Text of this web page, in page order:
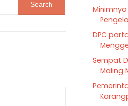
DPC
Sempat
Maling